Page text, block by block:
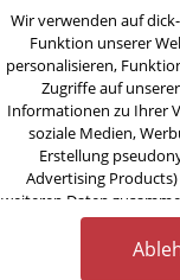
Wir verwenden auf
Funktion unserer
personalisieren,
Zugriffe auf
Informationen zu Ihrer
soziale Medien,
Erstellung
Advertising
weiteren Daten
eines persönlichen
Dienste gesammelt
Einwilligung zur